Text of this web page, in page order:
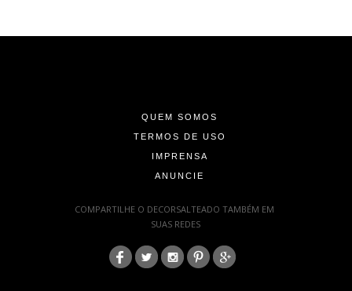
QUEM SOMOS
TERMOS DE USO
IMPRENSA
ANUNCIE
COMPARTILHE O DECORSALTEADO TAMBÉM EM
SUAS REDES